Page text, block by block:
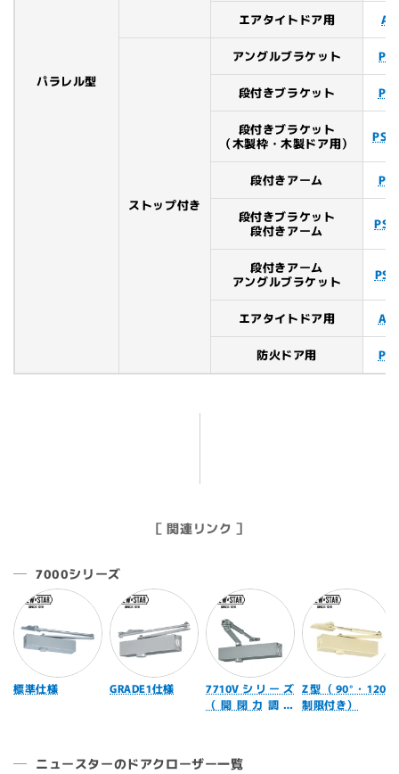
パラレル型
エアタイトドア用
ストップ付き
アングルブラケット
段付きブラケット
段付きブラケット
（木製枠・木製ドア用）
PS-
段付きアーム
段付きブラケット
段付きアーム
PS-
段付きアーム
アングルブラケット
PS-
エアタイトドア用
防火ドア用
［ 関連リンク ］
7000シリーズ
標準仕様 GRADE1仕様
7710Vシリーズ
（開閉力調整
Z型（90°・120°
制限付き）
ニュースターのドアクローザー一覧